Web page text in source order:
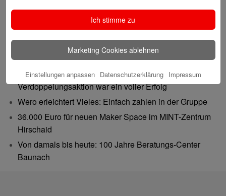
Neueste Beiträge
Gutes tun – Freude teilen
Gemeinsam 62.500 Euro bewegt: Spenden-
Verdoppelungsaktion war ein voller Erfolg
Wero erleichtert Vieles: Einfach zahlen in der Gruppe
36.000 Euro für neuen Maker Space im MINT-Zentrum
Hirschaid
Von damals bis heute: 100 Jahre Beratungs-Center
Baunach
Ich stimme zu
Marketing Cookies ablehnen
Einstellungen anpassen Datenschutzerklärung Impressum